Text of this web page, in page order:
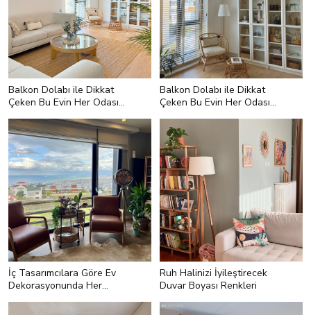
Balkon Dolabı ile Dikkat
Çeken Bu Evin Her Odası
Balkon Dolabı ile Dikkat
Çeken Bu Evin Her Odası
İç Tasarımcılara Göre Ev
Dekorasyonunda Her
<h2 style="text-align:left;">5-
Ruh Halinizi İyileştirecek
Duvar Boyası Renkleri
<h2 style="text-align:left;"></h2>